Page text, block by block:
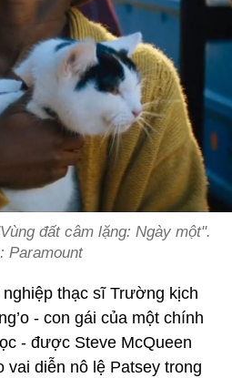
đất câm lặng: Ngày một".
Paramount
thạc sĩ Trường kịch
- con gái của một chính
- được Steve McQueen
vai diễn nô lệ Patsey trong